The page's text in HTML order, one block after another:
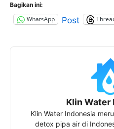
Bagikan ini:
WhatsApp Post
Klin Water
Klin Water Indonesia
detox pipa air di